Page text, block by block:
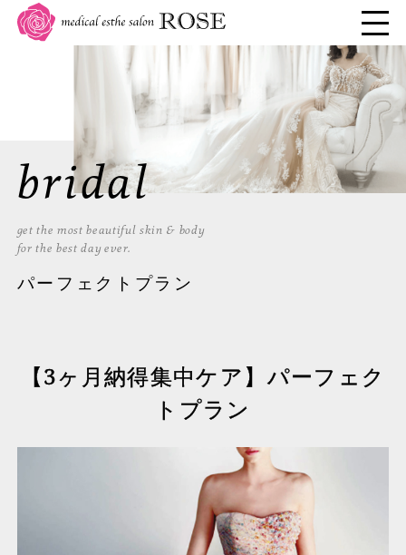
bridal
get the most beautiful skin & body
for the best day ever.
パーフェクトプラン
【3ヶ月納得集中ケア】パーフェク
トプラン